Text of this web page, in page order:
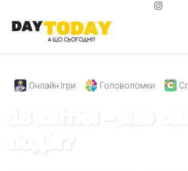
Онлайн Ігри Головоломки
13 квітня – яке
подія?